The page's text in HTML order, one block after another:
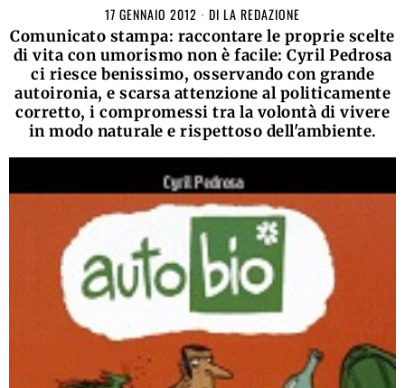
17 GENNAIO 2012 DI LA REDAZIONE
Comunicato stampa: raccontare le proprie scelte
di vita con umorismo non è facile: Cyril Pedrosa
ci riesce benissimo, osservando con grande
autoironia, e scarsa attenzione al politicamente
corretto, i compromessi tra la volontà di vivere
in modo naturale e rispettoso dell'ambiente.